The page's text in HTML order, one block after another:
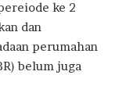
ke 2
dan
perumahan
belum juga